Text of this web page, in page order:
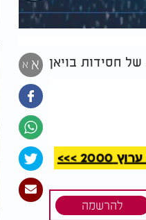
א א
חסידות בויאן
בלי שהותיר
>>>
להרשמה